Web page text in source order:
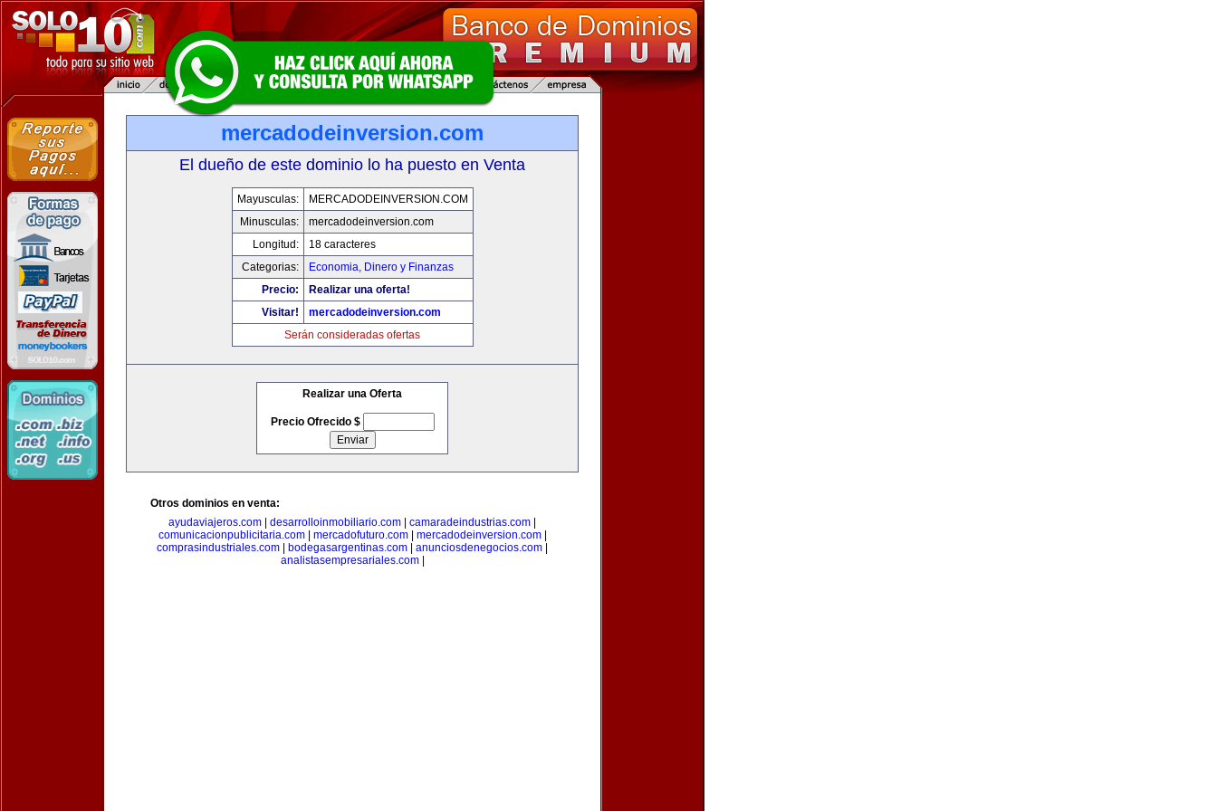
mercadodeinversion.com
El dueño de este dominio lo ha puesto en Venta
Mayusculas:
MERCADODEINVERSION.COM
Minusculas:
mercadodeinversion.com
Longitud:
18 caracteres
Categorias:
Economia, Dinero y Finanzas
Precio:
Realizar una oferta!
Visitar!
mercadodeinversion.com
Serán consideradas ofertas
Realizar una Oferta
Precio Ofrecido $
Otros dominios en venta:
ayudaviajeros.com
desarrolloinmobiliario.com camaradeindustrias.com
comunicacionpublicitaria.com| mercadofuturo.com| mercadodeinversion.com|
comprasindustriales.com
bodegasargentinas.com anunciosdenegocios.com
analistasempresariales.com|